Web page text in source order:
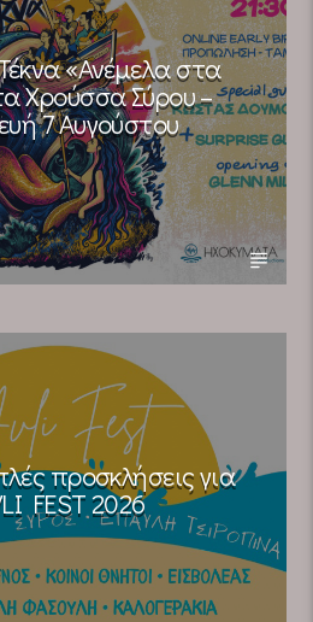
«Ανέμελα στα
Χρούσσα Σύρου –
7 Αυγούστου
προσκλήσεις για
FEST 2026